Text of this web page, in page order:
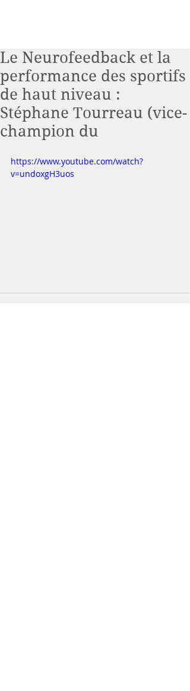
Le Neurofeedback et la
performance des sportifs
de haut niveau :
Stéphane Tourreau (vice-
champion du
https://www.youtube.com/watch?
v=undoxgH3uos